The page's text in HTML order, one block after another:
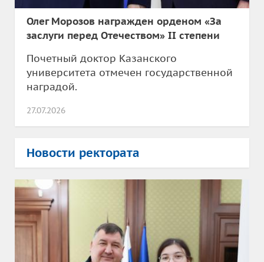
Олег Морозов награжден орденом «За
заслуги перед Отечеством» II степени
Почетный доктор Казанского
университета отмечен государственной
наградой.
27.07.2026
Новости ректората